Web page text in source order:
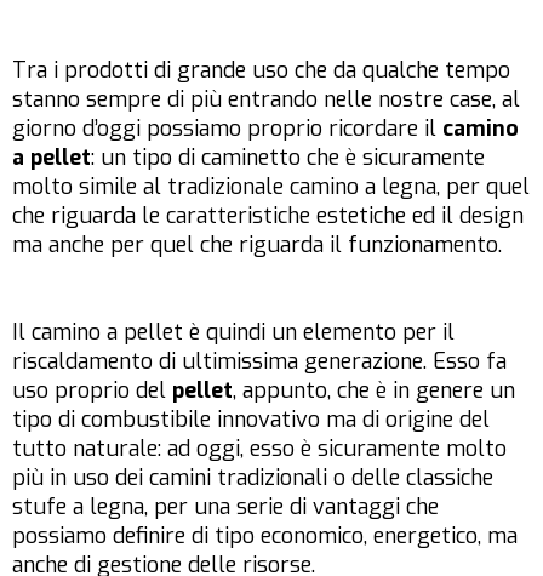
Tra i prodotti di grande uso che da qualche tempo
stanno sempre di più entrando nelle nostre case, al
giorno d’oggi possiamo proprio ricordare il camino
a pellet: un tipo di caminetto che è sicuramente
molto simile al tradizionale camino a legna, per quel
che riguarda le caratteristiche estetiche ed il design
ma anche per quel che riguarda il funzionamento.
Il camino a pellet è quindi un elemento per il
riscaldamento di ultimissima generazione. Esso fa
uso proprio del pellet, appunto, che è in genere un
tipo di combustibile innovativo ma di origine del
tutto naturale: ad oggi, esso è sicuramente molto
più in uso dei camini tradizionali o delle classiche
stufe a legna, per una serie di vantaggi che
possiamo definire di tipo economico, energetico, ma
anche di gestione delle risorse.